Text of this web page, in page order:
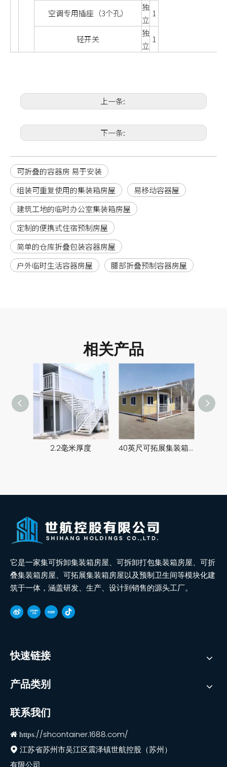
空调专用插座（3个孔）
独
立
1
轻开关
独
立
1
上一条:
下一条:
可折叠的容器房 易于安装
组装可重复使用的集装箱房屋
易移动容器屋
建筑工地的临时办公室集装箱房屋
定制的便携式住宿预制房屋
简单的仓库折叠包装容器房屋
户外临时生活容器房屋
腰部折叠预制容器房屋
相关产品
40英尺可拓展集装箱房屋
它是一家集可拆卸集装箱房屋、可拆卸打包集装箱房屋、可折
叠集装箱房屋、可拓展集装箱房屋以及预制卫生间等模块化建
筑于一体，涵盖研发、生产、设计到销售的源头工厂。
快速链接
产品类别
联系我们
 https://shcontainer.1688.com/
 江苏省苏州市吴江区震泽镇世航控股（苏州）
有限公司